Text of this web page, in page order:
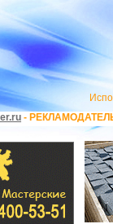
ИП Павленко С.В.